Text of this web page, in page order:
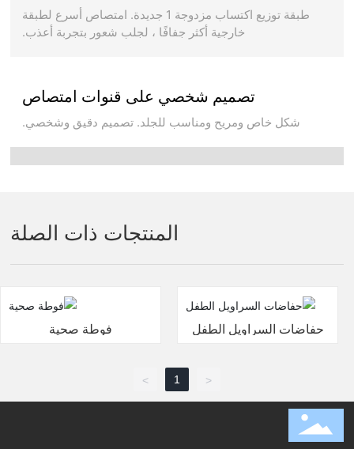
طبقة توزيع اكتساب مزدوجة 1 جديدة. امتصاص أسرع لطبقة
خارجية أكثر جفافًا ، لجلب شعور بتجربة أعذب.
تصميم شخصي على قنوات امتصاص
شكل خاص ومريح ومناسب للجلد. تصميم دقيق وشخصي.
المنتجات ذات الصلة
حفاضات السراويل الطفل فوطة صحية
<
1
>